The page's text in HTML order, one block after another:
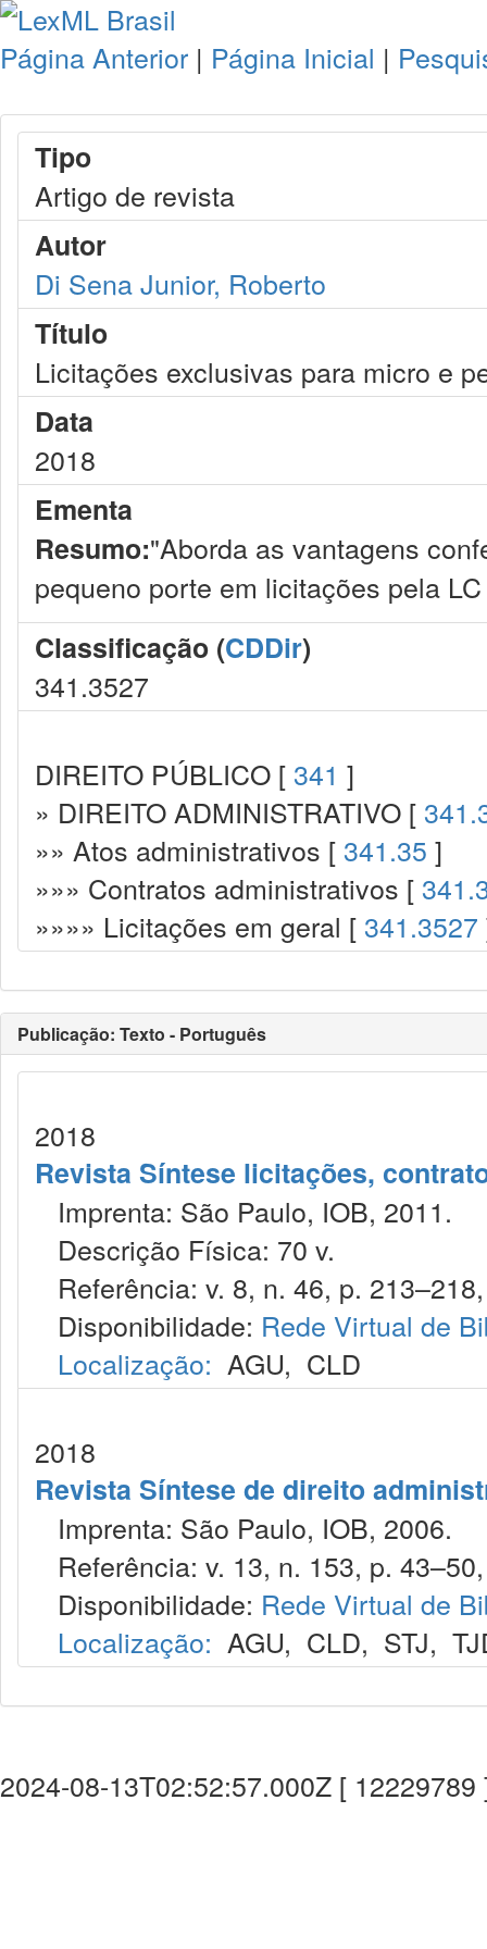
Página Anterior | Página Inicial |
Tipo
Artigo de revista
Autor
Di Sena Junior, Roberto
Título
Licitações exclusivas para micro e
Data
2018
Ementa
Resumo:"Aborda as vantagens
pequeno porte em licitações pela
Classificação (CDDir)
341.3527
DIREITO PÚBLICO [ 341 ]
» DIREITO ADMINISTRATIVO [
»» Atos administrativos [ 341.35 ]
»»» Contratos administrativos [
»»»» Licitações em geral [ 341.3527
Publicação: Texto - Português
2018
Revista Síntese licitações,
Imprenta: São Paulo, IOB, 2011.
Descrição Física: 70 v.
Referência: v. 8, n. 46, p.
Disponibilidade: Rede Virtual de
Localização: AGU, CLD
2018
Revista Síntese de direito
Imprenta: São Paulo, IOB, 2006.
Referência: v. 13, n. 153, p.
Disponibilidade: Rede Virtual de
Localização: AGU, CLD, STJ,
2024-08-13T02:52:57.000Z [ 12229789